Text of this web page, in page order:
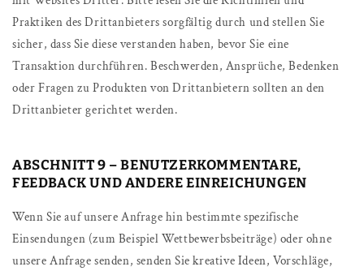
Praktiken des Drittanbieters sorgfältig durch und stellen Sie
sicher, dass Sie diese verstanden haben, bevor Sie eine
Transaktion durchführen. Beschwerden, Ansprüche, Bedenken
oder Fragen zu Produkten von Drittanbietern sollten an den
Drittanbieter gerichtet werden.
ABSCHNITT 9 – BENUTZERKOMMENTARE,
FEEDBACK UND ANDERE EINREICHUNGEN
Wenn Sie auf unsere Anfrage hin bestimmte spezifische
Einsendungen (zum Beispiel Wettbewerbsbeiträge) oder ohne
unsere Anfrage senden, senden Sie kreative Ideen, Vorschläge,